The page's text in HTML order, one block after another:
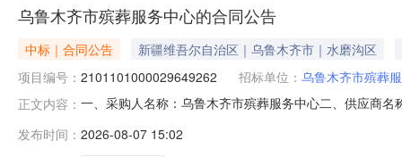
乌鲁木齐市殡葬服务中心的合同公告
中标｜合同公告
新疆维吾尔自治区｜乌鲁木齐市｜水磨沟区
项目编号： 2101101000029649262 招标单位： 乌鲁木齐市殡葬
正文内容： 一、采购人名称：乌鲁木齐市殡葬服务中心二、供应商
服务要求或标的基本概况：七、其它事项：详见附件中
发布时间： 2026-08-07 15:02